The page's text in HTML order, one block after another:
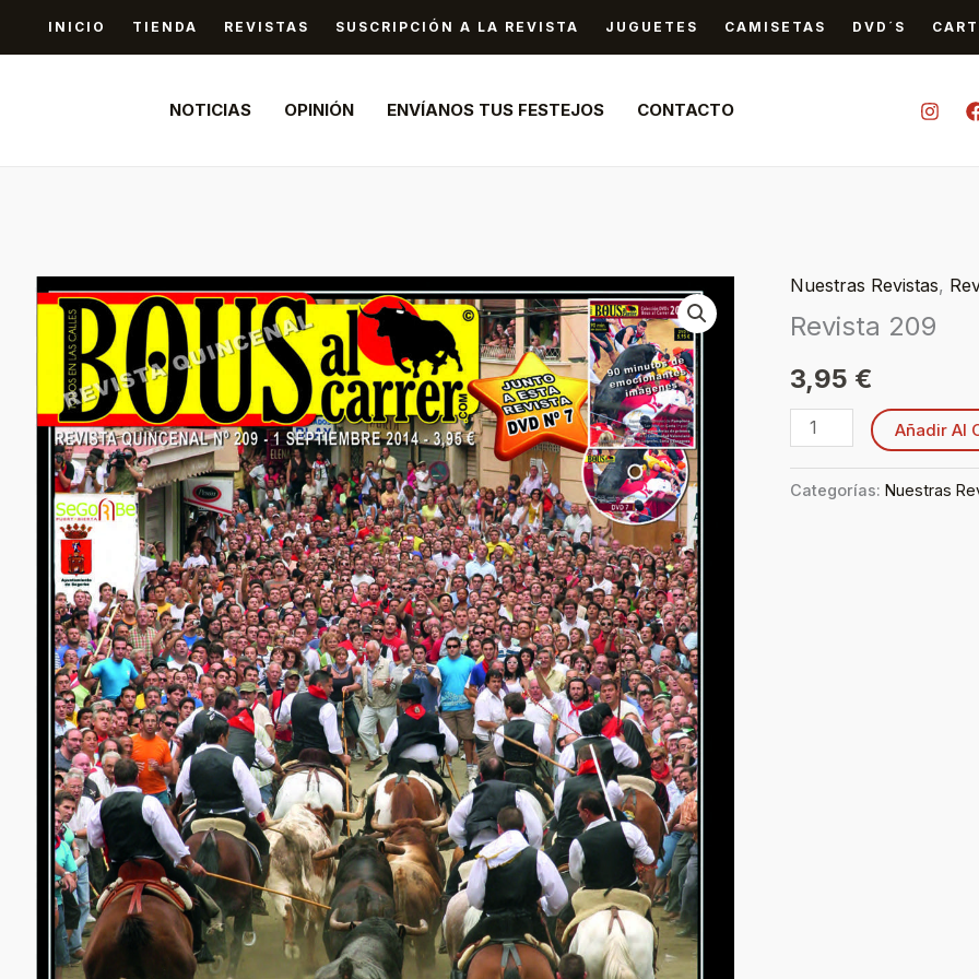
INICIO TIENDA REVISTAS SUSCRIPCIÓN A LA REVISTA JUGUETES CAMISETAS DVD´S
NOTICIAS OPINIÓN ENVÍANOS TUS FESTEJOS CONTACTO
Nuestras Revistas,
Revista 209
3,95 €
Revista
209
Añadir Al
Categorías:Nuestras